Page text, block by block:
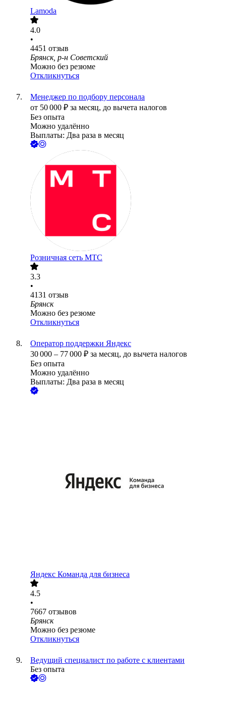
Lamoda
4.0
•
4451 отзыв
Брянск, р-н Советский
Можно без резюме
Откликнуться
Менеджер по подбору персонала
от 50 000 ₽ за месяц, до вычета налогов
Без опыта
Можно удалённо
Выплаты: Два раза в месяц
Розничная сеть МТС
3.3
•
4131 отзыв
Брянск
Можно без резюме
Откликнуться
Оператор поддержки Яндекс
30 000 – 77 000 ₽ за месяц, до вычета налогов
Без опыта
Можно удалённо
Выплаты: Два раза в месяц
Яндекс Команда для бизнеса
4.5
•
7667 отзывов
Брянск
Можно без резюме
Откликнуться
Ведущий специалист по работе с клиентами
Без опыта